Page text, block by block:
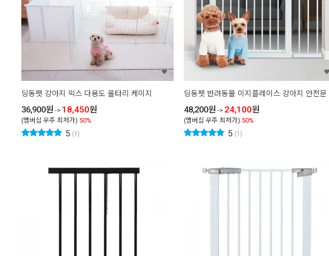
딩동펫 강아지 믹스 다용도 울타리 케이지
36,900원 -> 18,450원
(멤버십 우주 최저가) 50%
5 (1)
딩동펫 반려동물 이지플레이스 강아지 안전문
48,200원 -> 24,100원
(멤버십 우주 최저가) 50%
5 (1)